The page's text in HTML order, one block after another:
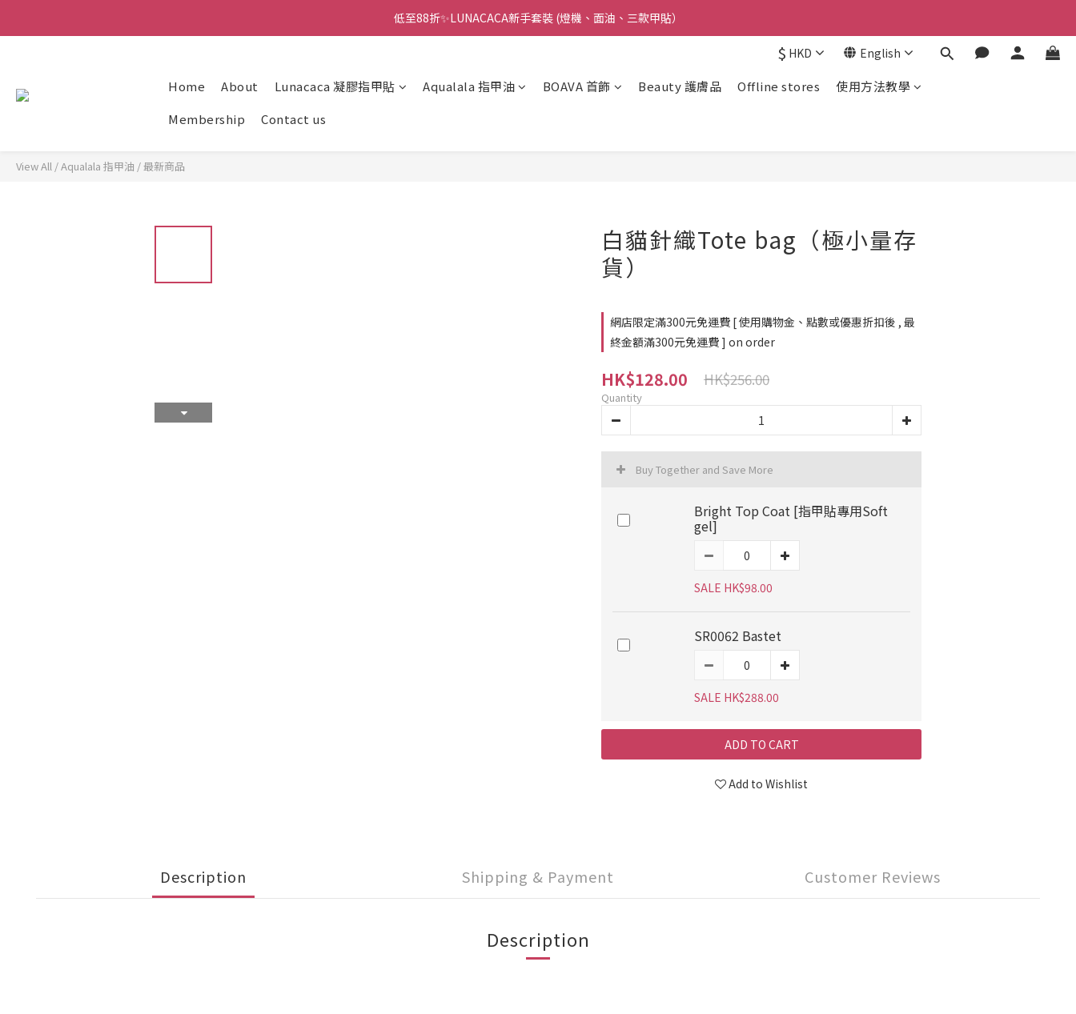
🌟指甲油新手入門優惠🌟低至85折
低至88折✨LUNACACA新手套裝 (燈機、面油、三款甲貼）
$ HKD English
Home About Lunacaca 凝膠指甲貼 Aqualala 指甲油 BOAVA 首飾 Beauty 護膚品 Offline stores
使用方法教學
Membership
Contact us
View All /Aqualala 指甲油 /最新商品
白貓針織Tote bag（極小量存
貨）
網店限定滿300元免運費 [ 使用購物金、點數或優惠折扣後 , 最
終金額滿300元免運費 ] on order
HK$128.00 HK$256.00
Quantity
Buy Together and Save More
Bright Top Coat [指甲貼專用Soft
gel]
SALE HK$98.00
SR0062 Bastet
SALE HK$288.00
ADD TO CART
Add to Wishlist
Description Shipping & Payment Customer Reviews
Description